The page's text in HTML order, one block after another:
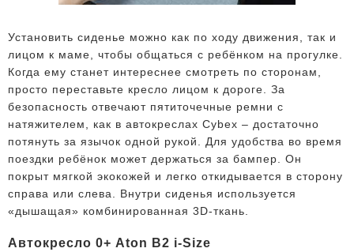
Установить сиденье можно как по ходу движения, так и
лицом к маме, чтобы общаться с ребёнком на прогулке.
Когда ему станет интереснее смотреть по сторонам,
просто переставьте кресло лицом к дороге. За
безопасность отвечают пятиточечные ремни с
натяжителем, как в автокреслах Cybex – достаточно
потянуть за язычок одной рукой. Для удобства во время
поездки ребёнок может держаться за бампер. Он
покрыт мягкой экокожей и легко откидывается в сторону
справа или слева. Внутри сиденья используется
«дышащая» комбинированная 3D-ткань.
Автокресло 0+ Aton B2 i-Size